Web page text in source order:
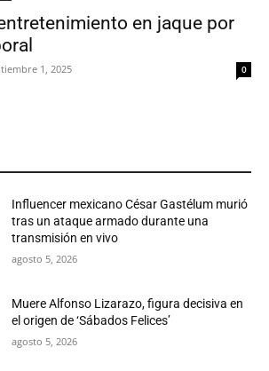
en jaque por
1, 2025 0
Influencer mexicano César Gastélum murió
tras un ataque armado durante una
transmisión en vivo
agosto 5, 2026
Muere Alfonso Lizarazo, figura decisiva en
el origen de ‘Sábados Felices’
agosto 5, 2026